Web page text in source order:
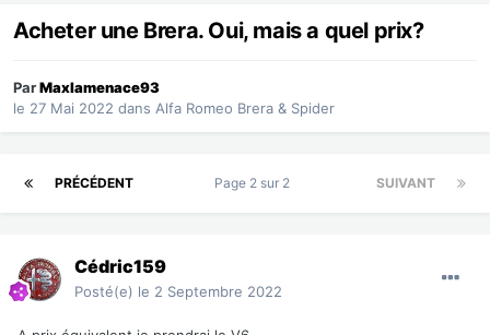
Acheter une Brera. Oui, mais a quel prix?
ParMaxlamenace93
le 27 Mai 2022 dans Alfa Romeo Brera & Spider
PRÉCÉDENT SUIVANT
Page 2 sur 2
Cédric159
Posté(e) le 2 Septembre 2022